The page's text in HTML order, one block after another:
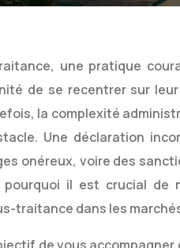
une pratique
de se recentrer sur
la complexité
Une déclaration
onéreux, voire des
pourquoi il est crucial de
traitance dans les